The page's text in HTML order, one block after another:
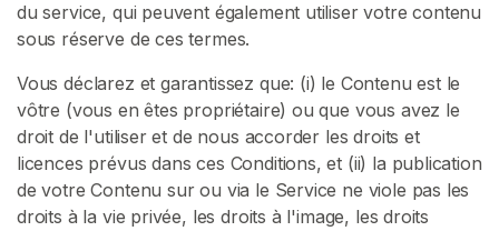
du service, qui peuvent également utiliser votre contenu
sous réserve de ces termes.
Vous déclarez et garantissez que: (i) le Contenu est le
vôtre (vous en êtes propriétaire) ou que vous avez le
droit de l'utiliser et de nous accorder les droits et
licences prévus dans ces Conditions, et (ii) la publication
de votre Contenu sur ou via le Service ne viole pas les
droits à la vie privée, les droits à l'image, les droits